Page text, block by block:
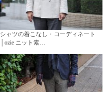
シャツの着こなし・コーディネート
│ozie ニット素…